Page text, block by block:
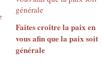
Faites croître la paix en
vous afin que la paix soit
générale